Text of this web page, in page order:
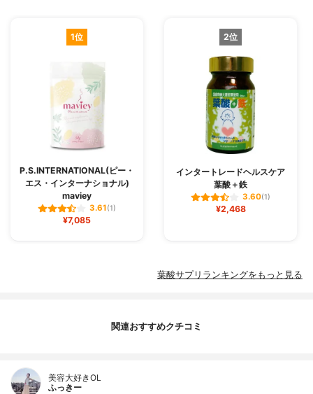
1位
P.S.INTERNATIONAL(ピー・
エス・インターナショナル)
maviey
3.61(1)
¥7,085
2位
インタートレードヘルスケア
葉酸＋鉄
3.60(1)
¥2,468
葉酸サプリランキングをもっと見る
関連おすすめクチコミ
美容大好きOL
ふっきー